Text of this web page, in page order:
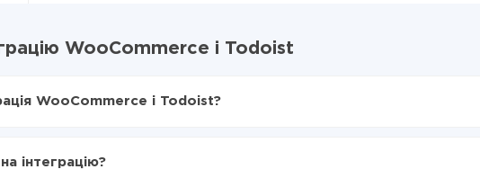
WooCommerce і Todoist
WooCommerce і Todoist?
інтеграцію?